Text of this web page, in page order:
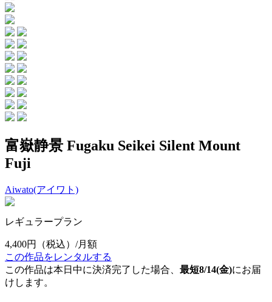
富嶽静景 Fugaku Seikei Silent Mount
Fuji
Aiwato(アイワト)
レギュラープラン
4,400円
（税込）/月額
この作品をレンタルする
この作品は本日中に決済完了した場合、 最短8/14(金)にお届
けします。